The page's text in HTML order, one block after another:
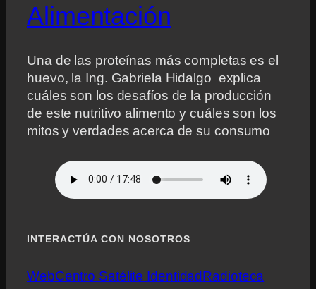
Alimentación
Una de las proteínas más completas es el
huevo, la Ing. Gabriela Hidalgo explica
cuáles son los desafíos de la producción
de este nutritivo alimento y cuáles son los
mitos y verdades acerca de su consumo
INTERACTÚA CON NOSOTROS
WebCentro Satélite IdentidadRadioteca